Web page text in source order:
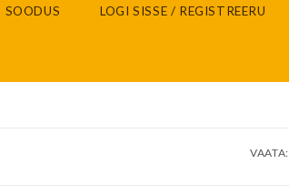
SOODUS LOGI SISSE / REGISTREERU
VAATA: